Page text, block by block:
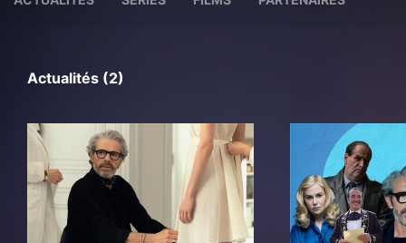
Actualités (2)